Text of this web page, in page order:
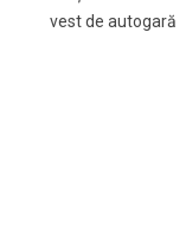
vest de autogară